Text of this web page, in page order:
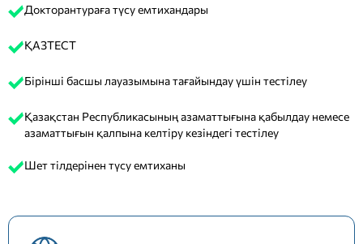
Докторантураға түсу емтихандары
ҚАЗТЕСТ
Бірінші басшы лауазымына тағайындау үшін тестілеу
Қазақстан Республикасының азаматтығына қабылдау немесе
азаматтығын қалпына келтіру кезіндегі тестілеу
Шет тілдерінен түсу емтиханы